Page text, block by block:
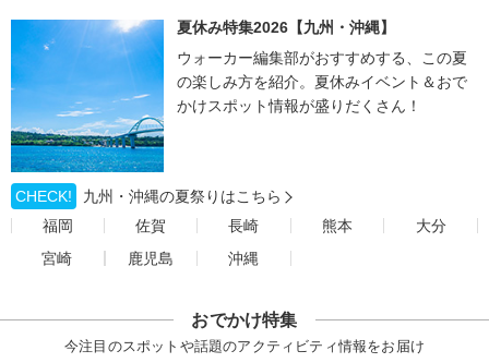
夏休み特集2026【九州・沖縄】
ウォーカー編集部がおすすめする、この夏
の楽しみ方を紹介。夏休みイベント＆おで
かけスポット情報が盛りだくさん！
CHECK!
九州・沖縄の夏祭りはこちら
福岡
佐賀 長崎 熊本
大分
宮崎
鹿児島 沖縄
おでかけ特集
今注目のスポットや話題のアクティビティ情報をお届け